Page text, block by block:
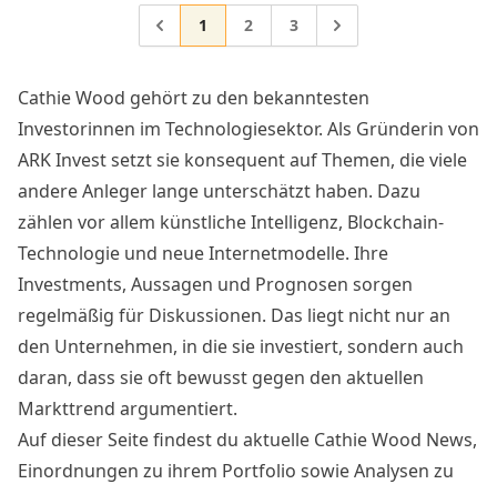
Gehe zur Seite
1 Gehe zur Seite
2 Gehe zur Seite
3 Gehe zu
Cathie Wood gehört zu den bekanntesten
Investorinnen im Technologiesektor. Als Gründerin von
ARK Investsetzt sie konsequent auf Themen, die viele
andere Anleger lange unterschätzt haben. Dazu
zählen vor allem künstliche Intelligenz, Blockchain-
Technologie und neue Internetmodelle. Ihre
Investments, Aussagen und Prognosen sorgen
regelmäßig für Diskussionen. Das liegt nicht nur an
den Unternehmen, in die sie investiert, sondern auch
daran, dass sie oft bewusst gegen den aktuellen
Markttrend argumentiert.
Auf dieser Seite findest du aktuelle Cathie Wood News,
Einordnungen zu ihrem Portfolio sowie Analysen zu